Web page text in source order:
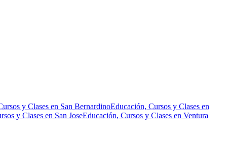
y Clases en San BernardinoEducación, Cursos y Clases en
y Clases en San JoseEducación, Cursos y Clases en Ventura